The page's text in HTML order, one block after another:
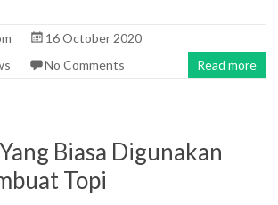
16 October 2020
No Comments Read more
Biasa Digunakan
Topi